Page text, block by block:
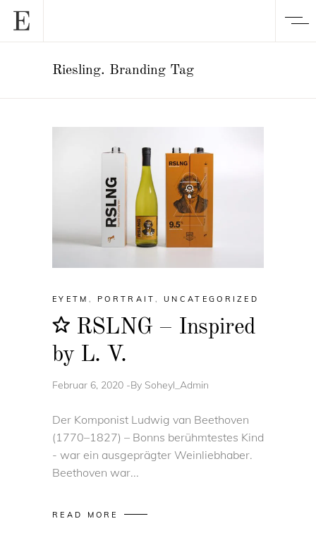
Riesling. Branding Tag
EYETM , PORTRAIT ,UNCATEGORIZED
RSLNG – Inspired
by L. V.
Februar 6, 2020 By Soheyl_Admin
Der Komponist Ludwig van Beethoven
(1770–1827) – Bonns berühmtestes Kind
- war ein ausgeprägter Weinliebhaber.
Beethoven war
READ MORE